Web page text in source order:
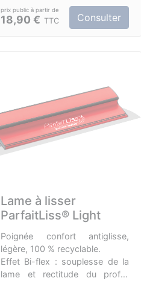
l'abrasion. Excellent grip grâce
aux picots nitrile sur la paume &
la totalité. Épaisseur de la
paume 1,1 mm.
18,90 € TTC Consulter
Lame à lisser
ParfaitLiss® Light
Poignée confort antiglisse,
légère, 100 % recyclable.
Effet Bi-flex : souplesse de la
lame et rectitude du profilé